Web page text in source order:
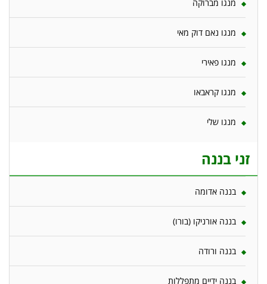
מנגו מברוקה
מנגו נאם דוק מאי
מנגו פאירי
מנגו קראבאו
מנגו שלי
זני בננה
בננה אדומה
בננה אורניקו (בורו)
בננה ורודה
בננה ידיים מתפללות